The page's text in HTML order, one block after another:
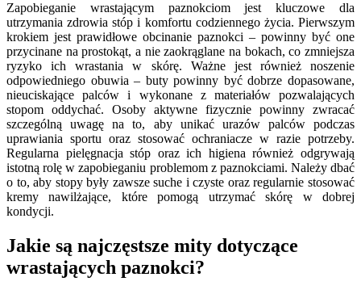
Zapobieganie wrastającym paznokciom jest kluczowe dla
utrzymania zdrowia stóp i komfortu codziennego życia. Pierwszym
krokiem jest prawidłowe obcinanie paznokci – powinny być one
przycinane na prostokąt, a nie zaokrąglane na bokach, co zmniejsza
ryzyko ich wrastania w skórę. Ważne jest również noszenie
odpowiedniego obuwia – buty powinny być dobrze dopasowane,
nieuciskające palców i wykonane z materiałów pozwalających
stopom oddychać. Osoby aktywne fizycznie powinny zwracać
szczególną uwagę na to, aby unikać urazów palców podczas
uprawiania sportu oraz stosować ochraniacze w razie potrzeby.
Regularna pielęgnacja stóp oraz ich higiena również odgrywają
istotną rolę w zapobieganiu problemom z paznokciami. Należy dbać
o to, aby stopy były zawsze suche i czyste oraz regularnie stosować
kremy nawilżające, które pomogą utrzymać skórę w dobrej
kondycji.
Jakie są najczęstsze mity dotyczące
wrastających paznokci?